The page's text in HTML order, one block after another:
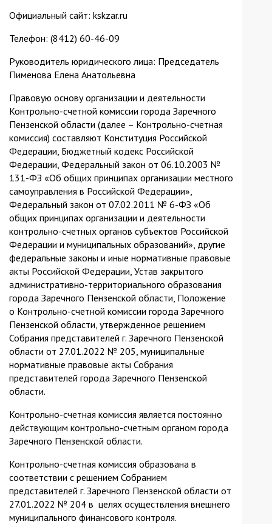
Официальный сайт: kskzar.ru
Телефон: (8412) 60-46-09
Руководитель юридического лица: Председатель
Пименова Елена Анатольевна
Правовую основу организации и деятельности
Контрольно-счетной комиссии города Заречного
Пензенской области (далее – Контрольно-счетная
комиссия) составляют Конституция Российской
Федерации, Бюджетный кодекс Российской
Федерации, Федеральный закон от 06.10.2003 №
131-ФЗ «Об общих принципах организации местного
самоуправления в Российской Федерации»,
Федеральный закон от 07.02.2011 № 6-ФЗ «Об
общих принципах организации и деятельности
контрольно-счетных органов субъектов Российской
Федерации и муниципальных образований», другие
федеральные законы и иные нормативные правовые
акты Российской Федерации, Устав закрытого
административно-территориального образования
города Заречного Пензенской области, Положение
о Контрольно-счетной комиссии города Заречного
Пензенской области, утвержденное решением
Собрания представителей г. Заречного Пензенской
области от 27.01.2022 № 205, муниципальные
нормативные правовые акты Собрания
представителей города Заречного Пензенской
области.
Контрольно-счетная комиссия является постоянно
действующим контрольно-счетным органом города
Заречного Пензенской области.
Контрольно-счетная комиссия образована в
соответствии с решением Собранием
представителей г. Заречного Пензенской области от
27.01.2022 № 204 в целях осуществления внешнего
муниципального финансового контроля.